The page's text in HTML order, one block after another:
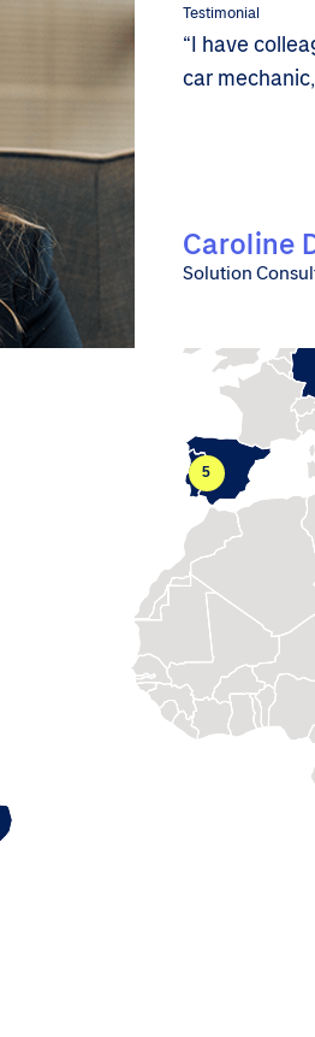
Testimonial
“I have
car
Caroline
Solution